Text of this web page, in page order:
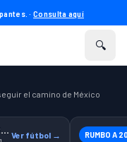
·Consulta aquí
🔍
el camino de México
Previas, entrenamiento y producto Ver fútbol → RUMBO A